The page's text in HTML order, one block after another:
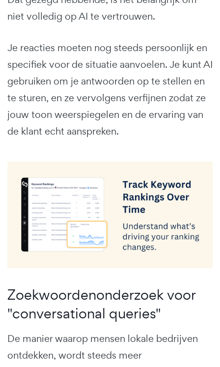
niet volledig op AI te vertrouwen.
Je reacties moeten nog steeds persoonlijk en
specifiek voor de situatie aanvoelen. Je kunt AI
gebruiken om je antwoorden op te stellen en
te sturen, en ze vervolgens verfijnen zodat ze
jouw toon weerspiegelen en de ervaring van
de klant echt aanspreken.
Zoekwoordenonderzoek voor
"conversational queries"
De manier waarop mensen lokale bedrijven
ontdekken, wordt steeds meer